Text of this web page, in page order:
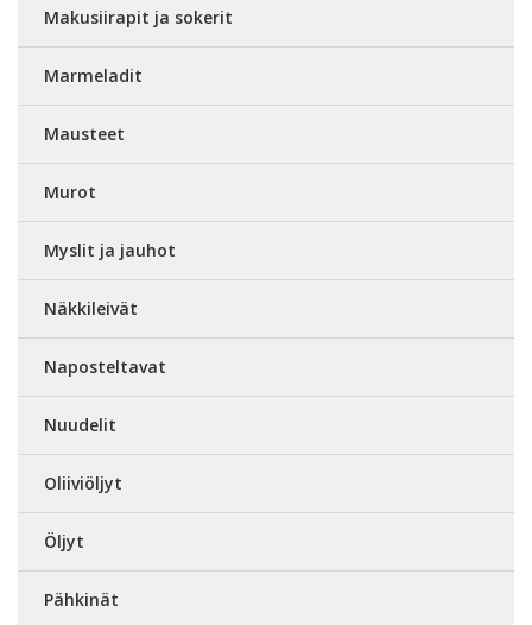
Makusiirapit ja sokerit
Marmeladit
Mausteet
Murot
Myslit ja jauhot
Näkkileivät
Naposteltavat
Nuudelit
Oliiviöljyt
Öljyt
Pähkinät